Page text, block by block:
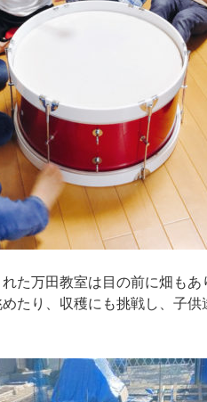
た万田教室は目の前に畑も
たり、収穫にも挑戦し、子